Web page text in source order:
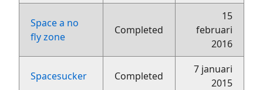
Space a no
fly zone
Completed
15
februari
2016
Spacesucker Completed
7 januari
2015